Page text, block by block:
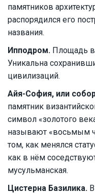
памятников
распорядился его
названия.
Ипподром. Площадь в
Уникальна
цивилизаций.
Айя-София, или
памятник
символ «золотого
называют «восьмым
том, как менялся
как в нём
мусульманская.
Цистерна Базилика.